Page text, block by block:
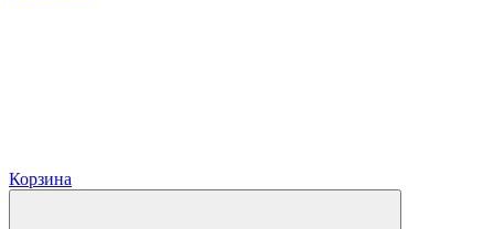
Корзина